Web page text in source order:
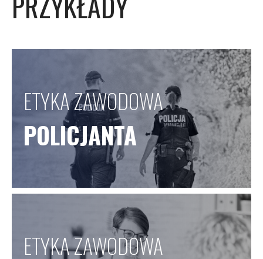
ETYKA ZAWODOWA
POLICJANTA
ETYKA ZAWODOWA